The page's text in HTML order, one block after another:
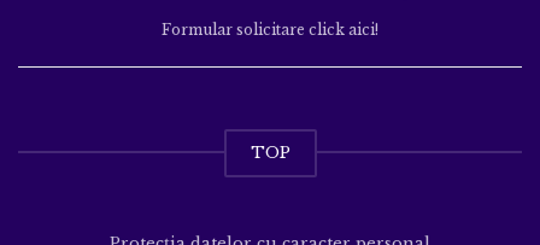
Formular solicitare click aici!
TOP